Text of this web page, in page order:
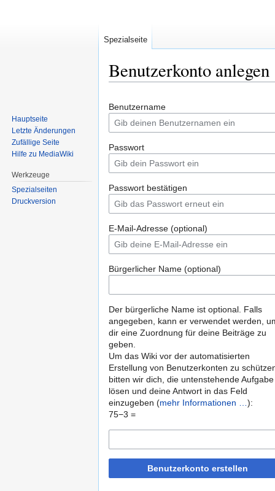
Benutzerkonto anlegen
Navigation
springen
Suche
springen
Benutzername
Passwort
Passwort bestätigen
E-Mail-Adresse (optional)
Bürgerlicher Name (optional)
Der bürgerliche Name ist optional. Falls
angegeben, kann er verwendet werden,
dir eine Zuordnung für deine Beiträge zu
geben.
Um das Wiki vor der automatisierten
Erstellung von Benutzerkonten zu
bitten wir dich, die untenstehende
lösen und deine Antwort in das Feld
einzugeben (mehr Informationen …):
75−3 =
Benutzerkonto erstellen
Spezialseite
Hauptseite
Letzte Änderungen
Zufällige Seite
Hilfe zu MediaWiki
Werkzeuge
Spezialseiten
Druckversion